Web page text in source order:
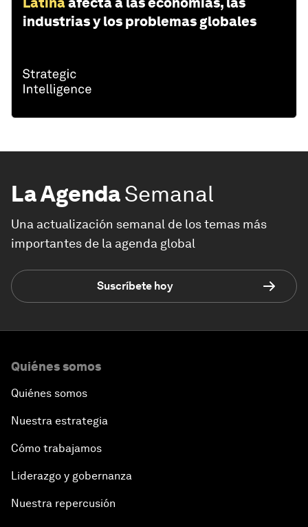
industrias y los problemas globales
La AgendaSemanal
Una actualización semanal de los temas más
importantes de la agenda global
Suscríbete hoy
Quiénes somos
Quiénes somos
Nuestra estrategia
Cómo trabajamos
Liderazgo y gobernanza
Nuestra repercusión